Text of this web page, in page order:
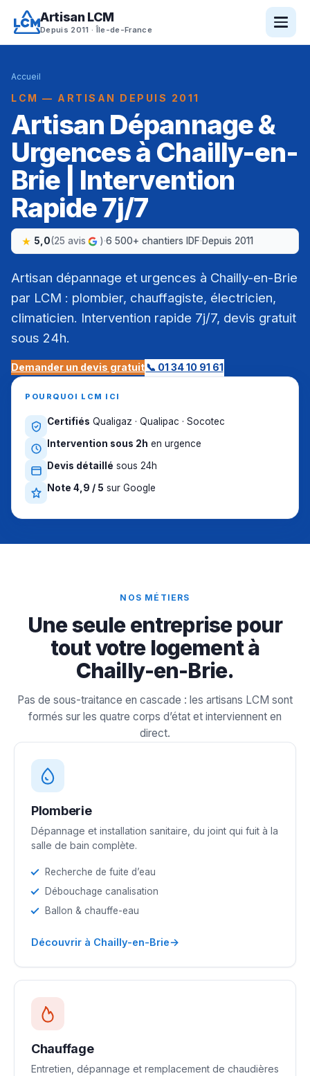
Artisan LCM
Depuis 2011 · Île-de-France
Accueil
LCM — ARTISAN DEPUIS 2011
Artisan Dépannage &
Urgences à Chailly-en-
Brie | Intervention
Rapide 7j/7
5,0(25 avis )·6 500+ chantiers IDF·Depuis 2011
Artisan dépannage et urgences à Chailly-en-Brie
par LCM : plombier, chauffagiste, électricien,
climaticien. Intervention rapide 7j/7, devis gratuit
sous 24h.
Demander un devis gratuit📞 01 34 10 91 61
POURQUOI LCM ICI
Certifiés Qualigaz · Qualipac · Socotec
Intervention sous 2h en urgence
Devis détaillé sous 24h
Note 4,9 / 5 sur Google
NOS MÉTIERS
Une seule entreprise pour
tout votre logement à
Chailly-en-Brie.
Pas de sous-traitance en cascade : les artisans LCM sont
formés sur les quatre corps d’état et interviennent en
direct.
Plomberie
Dépannage et installation sanitaire, du joint qui fuit à la
salle de bain complète.
Recherche de fuite d’eau
Débouchage canalisation
Ballon & chauffe-eau
Découvrir à Chailly-en-Brie→
Chauffage
Entretien, dépannage et remplacement de chaudières